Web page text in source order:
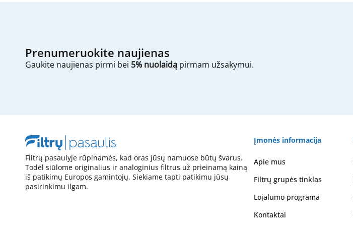
Prenumeruokite naujienas
Gaukite naujienas pirmi bei 5% nuolaidą pirmam užsakymui.
Filtrų pasaulyje rūpinamės, kad oras jūsų namuose būtų švarus.
Todėl siūlome originalius ir analoginius filtrus už prieinamą kainą
iš patikimų Europos gamintojų. Siekiame tapti patikimu jūsų
pasirinkimu ilgam.
Įmonės informacija
Apie mus
Filtrų grupės tinklas
Lojalumo programa
Kontaktai